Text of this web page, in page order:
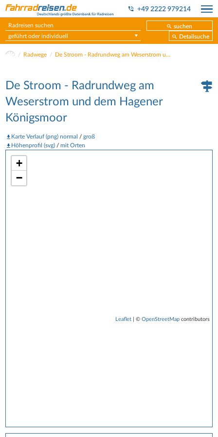
+49 2222 979214
suchen
geführt oder individuell
Detailsuche
Radwege De Stroom - Radrundweg am Weserstrom und dem Hagener Königsmoor
+
−
Leaflet| © OpenStreetMapcontributors
De Stroom - Radrundweg am
Weserstrom und dem Hagener
Königsmoor
Karte Verlauf (png) normal /groß
Höhenprofil (svg) /mit Orten